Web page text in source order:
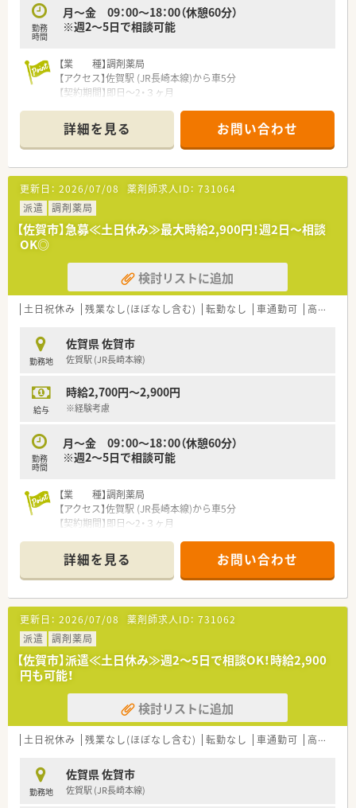
・週20時間以上で社会保険加入可能
・年1度の健康診断、インフルエンザ予防接種補助金有り
・残業代は1分単位で支給
弊社は優良派遣事業者として厚生労働省より認定を受けていま
すので、
安心してご就業して頂けるサポート体制・福利厚生が整っており
勤務
時間
月～金 09：00～18：00（休憩60分）
※週2～5日で相談可能
【業 種】調剤薬局
【アクセス】佐賀駅 (JR長崎本線)から車5分
【契約期間】即日～2・３ヶ月
【勤務時間】月～金 09：00～18：00（休憩60分）
※週2～5日で相談可能
【応需科目】内科,循環器科
【応需枚数】60枚/日
【人員体制】薬剤師2名、事務員2名
********************************
＼手厚いサポートが魅力のファルマスタッフ／
■万全のサポート体制：2名体制で担当がつきしっかりサポート！
償責任保険
■充実の休暇制度：有給休暇(6ヶ月以上勤務)、夏季休暇、慶弔休
暇など
まずはお気軽にお問い合わせください。
詳細を見る お問い合わせ
更新日： 2026/07/08 薬剤師求人ID： 731064
派遣
調剤薬局
【佐賀市】急募≪土日休み≫最大時給2,900円！週2日～相談
OK◎
検討リストに追加
土日祝休み 残業なし(ほぼなし含む) 転勤なし 車通勤可 高時給(2,500円以上)
勤務地
佐賀県 佐賀市
佐賀駅 (JR長崎本線)
給与
時給2,700円～2,900円
※経験考慮
勤務
時間
月～金 09：00～18：00（休憩60分）
※週2～5日で相談可能
【業 種】調剤薬局
【アクセス】佐賀駅 (JR長崎本線)から車5分
【契約期間】即日～2・３ヶ月
【勤務時間】月～金 09：00～18：00（休憩60分）
※週2～5日で相談可能
【応需科目】内科,皮膚科等
【応需枚数】130枚/日
【人員体制】薬剤師2名、事務員2名
********************************
＼手厚いサポートが魅力のファルマスタッフ／
■万全のサポート体制：2名体制で担当がつきしっかりサポート！
■各種保険を完備：社会保険(週20時間以上)/雇用保険/薬剤師賠
償責任保険
■充実の休暇制度：有給休暇(6ヶ月以上勤務)、夏季休暇、慶弔休
暇など
まずはお気軽にお問い合わせください。
詳細を見る お問い合わせ
更新日： 2026/07/08 薬剤師求人ID： 731062
派遣
調剤薬局
【佐賀市】派遣≪土日休み≫週2～5日で相談OK！時給2,900
円も可能！
検討リストに追加
土日祝休み 残業なし(ほぼなし含む) 転勤なし 車通勤可 高時給(2,500円以上)
勤務地
佐賀県 佐賀市
佐賀駅 (JR長崎本線)